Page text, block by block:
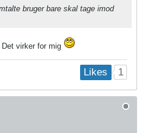
bruger bare skal tage imod
virker for mig
Likes 1